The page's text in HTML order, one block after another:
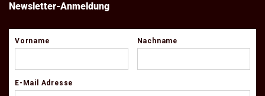
Newsletter-Anmeldung